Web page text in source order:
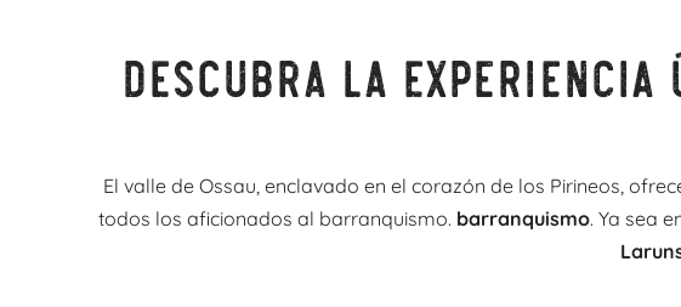
Descubra la
El valle de Ossau, enclavado en el corazón de los Pirineos,
todos los aficionados al barranquismo. barranquismo. Ya sea